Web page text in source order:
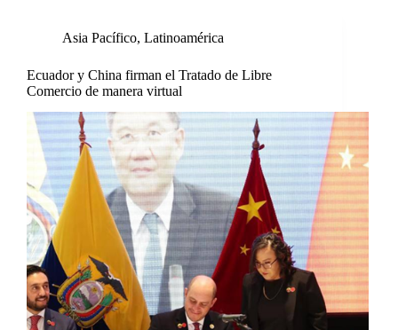
Asia Pacífico, Latinoamérica
Ecuador y China firman el Tratado de Libre
Comercio de manera virtual